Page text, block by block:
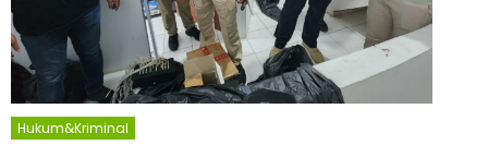
Hukum&Kriminal